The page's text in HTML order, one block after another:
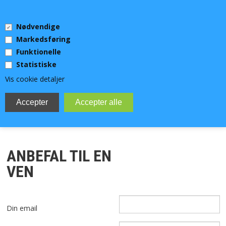
Nødvendige
Markedsføring
Funktionelle
Statistiske
Vis cookie detaljer
MENU
TEKNISK DYKKERUDSTYR
VIDEOLYS OG LYGTER
ANBEFAL TIL EN
VEN
Din email